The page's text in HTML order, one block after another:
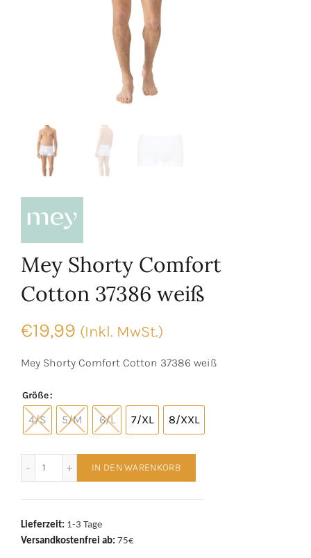
Mey Shorty Comfort
Cotton 37386 weiß
€19,99 (Inkl. MwSt.)
Mey Shorty Comfort Cotton 37386 weiß
Größe
4/S 5/M 6/L 7/XL 8/XXL
IN DEN WARENKORB
Lieferzeit: 1-3 Tage
Versandkostenfrei ab: 75€